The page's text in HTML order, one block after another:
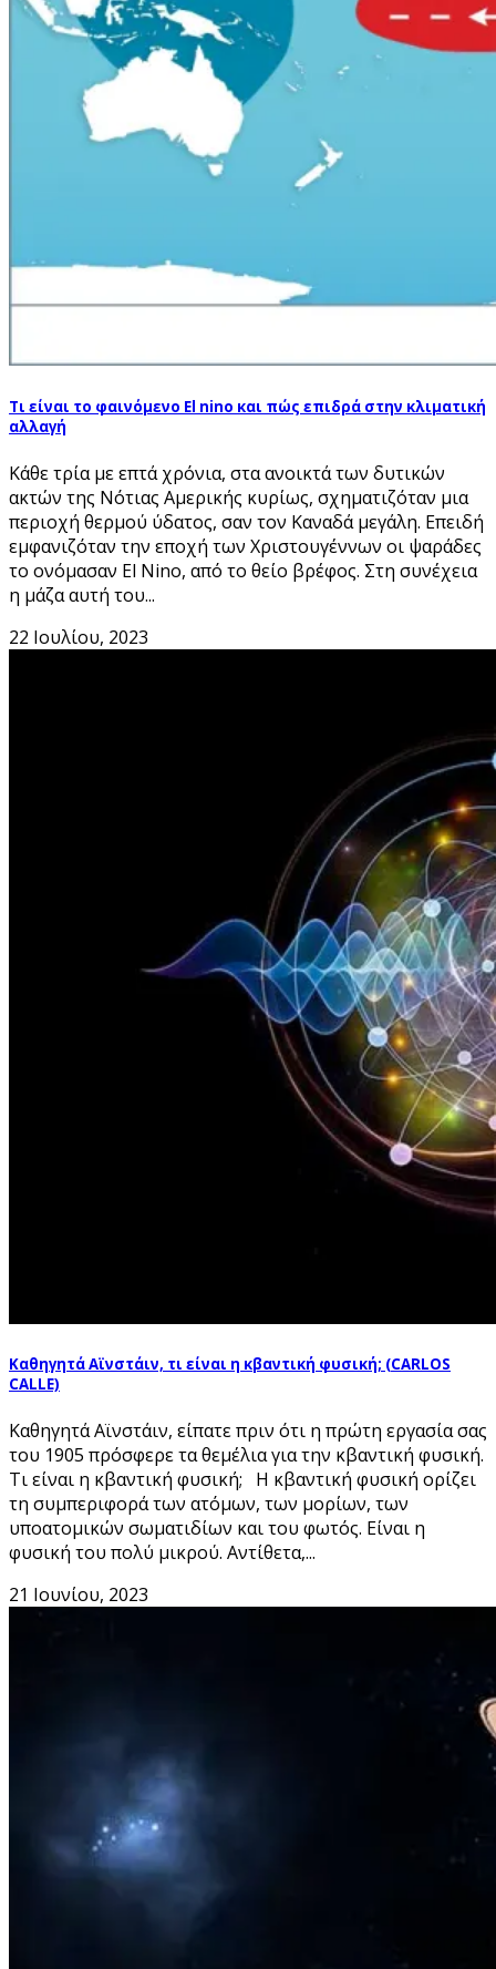
Τι είναι το φαινόμενο El nino και πώς επιδρά στην κλιματική
αλλαγή
Κάθε τρία με επτά χρόνια, στα ανοικτά των δυτικών
ακτών της Νότιας Αμερικής κυρίως, σχηματιζόταν μια
περιοχή θερμού ύδατος, σαν τον Καναδά μεγάλη. Επειδή
εμφανιζόταν την εποχή των Χριστουγέννων οι ψαράδες
το ονόμασαν El Nino, από το θείο βρέφος. Στη συνέχεια
η μάζα αυτή του...
22 Ιουλίου, 2023
Καθηγητά Αϊνστάιν, τι είναι η κβαντική φυσική; (CARLOS
CALLE)
Καθηγητά Αϊνστάιν, είπατε πριν ότι η πρώτη εργασία σας
του 1905 πρόσφερε τα θεμέλια για την κβαντική φυσική.
Τι είναι η κβαντική φυσική; Η κβαντική φυσική ορίζει
τη συμπεριφορά των ατόμων, των μορίων, των
υποατομικών σωματιδίων και του φωτός. Είναι η
φυσική του πολύ μικρού. Αντίθετα,...
21 Ιουνίου, 2023